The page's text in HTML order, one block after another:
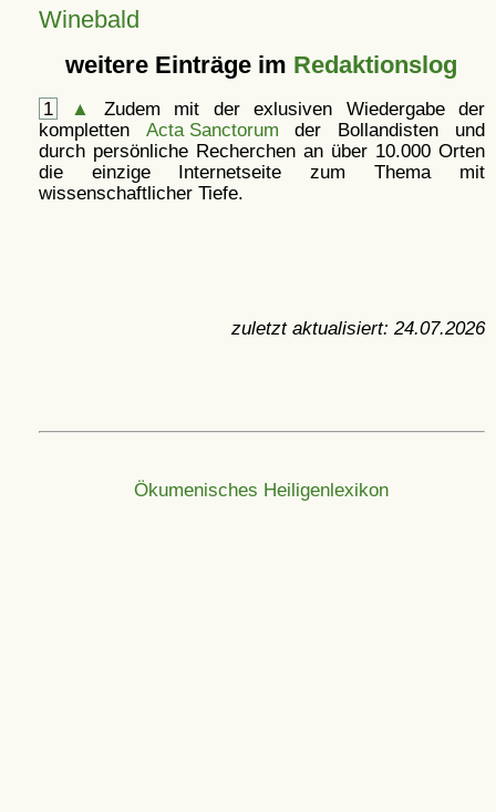
Winebald
weitere Einträge im Redaktionslog
1 ▲
Zudem mit der exlusiven Wiedergabe der
kompletten Acta Sanctorum der Bollandisten und
durch persönliche Recherchen an über 10.000 Orten
die einzige Internetseite zum Thema mit
wissenschaftlicher Tiefe.
zuletzt aktualisiert: 24.07.2026
Ökumenisches Heiligenlexikon